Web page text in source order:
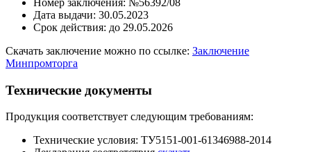
Номер заключения: №56392/08
Дата выдачи: 30.05.2023
Срок действия: до 29.05.2026
Скачать заключение можно по ссылке: Заключение
Минпромторга
Технические документы
Продукция соответствует следующим требованиям:
Технические условия: ТУ5151-001-61346988-2014